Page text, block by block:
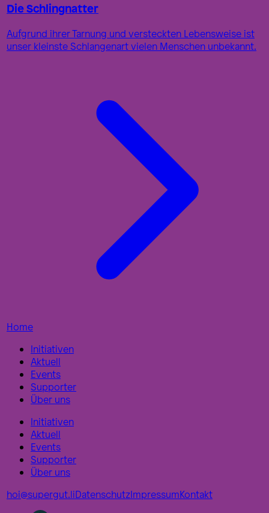
Die Schlingnatter
Aufgrund ihrer Tarnung und versteckten Lebensweise ist
unser kleinste Schlangenart vielen Menschen unbekannt.
Home
Initiativen
Aktuell
Events
Supporter
Über uns
Initiativen
Aktuell
Events
Supporter
Über uns
hoi@supergut.liDatenschutzImpressumKontakt